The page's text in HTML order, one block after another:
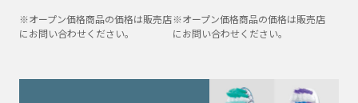
※オープン価格商品の価格は販売店
にお問い合わせください。
※オープン価格商品の価格は販売店
にお問い合わせください。